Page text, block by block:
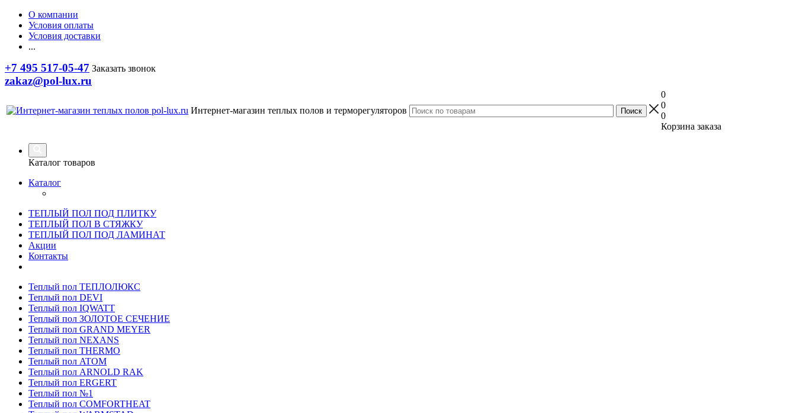
О компании
Условия оплаты
Условия доставки
...
+7 495 517-05-47 Заказать звонок
zakaz@pol-lux.ru
Интернет-магазин теплых полов и терморегуляторов
0
0
0
Корзина заказа
Каталог товаров
Каталог
ТЕПЛЫЙ ПОЛ ПОД ПЛИТКУ
ТЕПЛЫЙ ПОЛ В СТЯЖКУ
ТЕПЛЫЙ ПОЛ ПОД ЛАМИНАТ
Акции
Контакты
Теплый пол ТЕПЛОЛЮКС
Теплый пол DEVI
Теплый пол IQWATT
Теплый пол ЗОЛОТОЕ СЕЧЕНИЕ
Теплый пол GRAND MEYER
Теплый пол NEXANS
Теплый пол THERMO
Теплый пол ATOM
Теплый пол ARNOLD RAK
Теплый пол ERGERT
Теплый пол №1
Теплый пол COMFORTHEAT